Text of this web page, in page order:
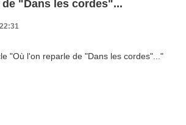
"Dans les cordes"...